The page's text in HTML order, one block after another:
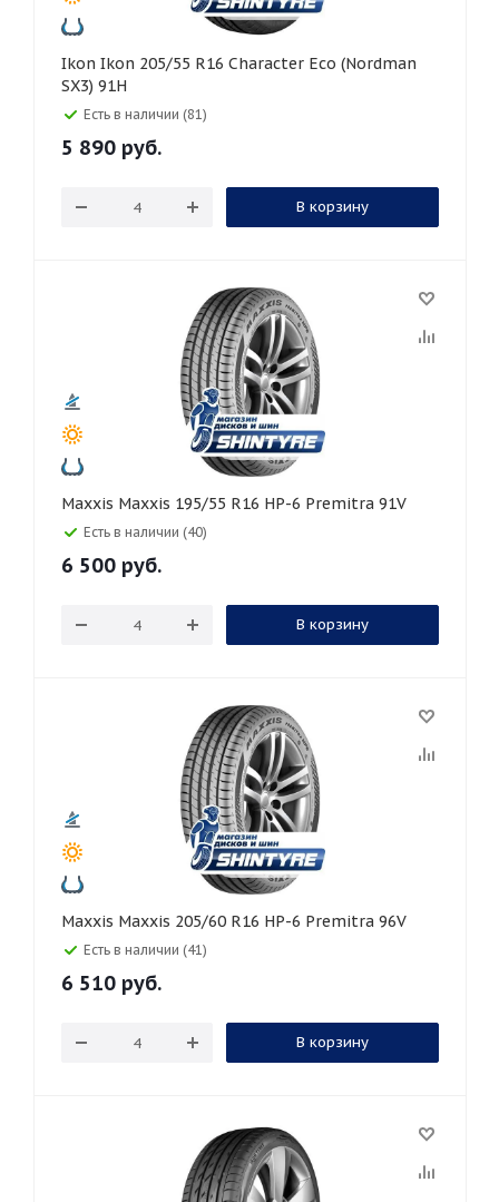
Ikon Ikon 205/55 R16 Character Eco (Nordman
SX3) 91H
Есть в наличии (81)
5 890 руб.
В корзину
Maxxis Maxxis 195/55 R16 HP-6 Premitra 91V
Есть в наличии (40)
6 500 руб.
В корзину
Maxxis Maxxis 205/60 R16 HP-6 Premitra 96V
Есть в наличии (41)
6 510 руб.
В корзину